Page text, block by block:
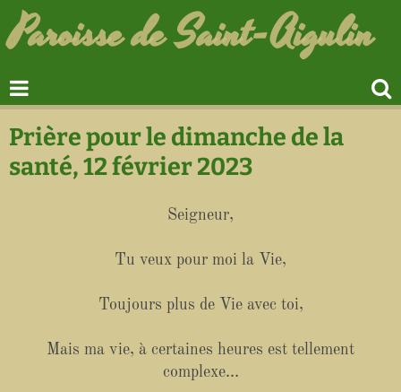
Paroisse de Saint-Aigulin
Prière pour le dimanche de la
santé, 12 février 2023
Seigneur,
Tu veux pour moi la Vie,
Toujours plus de Vie avec toi,
Mais ma vie, à certaines heures est tellement
complexe…